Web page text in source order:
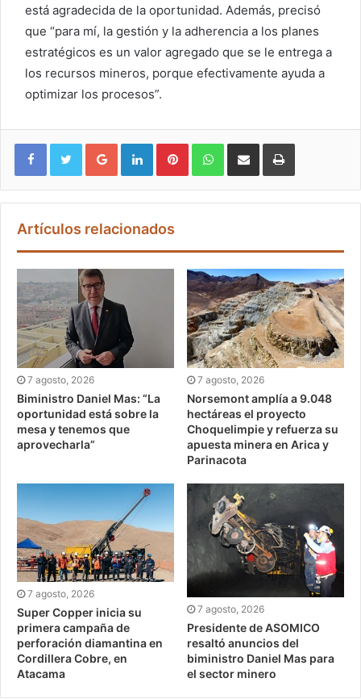
está agradecida de la oportunidad. Además, precisó
que “para mí, la gestión y la adherencia a los planes
estratégicos es un valor agregado que se le entrega a
los recursos mineros, porque efectivamente ayuda a
optimizar los procesos”.
Google+ LinkedIn Pinterest WhatsApp
Artículos relacionados
7 agosto, 2026
Biministro Daniel Mas: “La
oportunidad está sobre la
mesa y tenemos que
aprovecharla”
7 agosto, 2026
Norsemont amplía a 9.048
hectáreas el proyecto
Choquelimpie y refuerza su
apuesta minera en Arica y
Parinacota
7 agosto, 2026
Super Copper inicia su
primera campaña de
perforación diamantina en
Cordillera Cobre, en
Atacama
7 agosto, 2026
Presidente de ASOMICO
resaltó anuncios del
biministro Daniel Mas para
el sector minero